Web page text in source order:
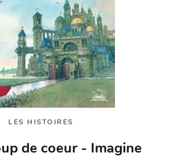
LES HISTOIRES
de coeur - Imagine